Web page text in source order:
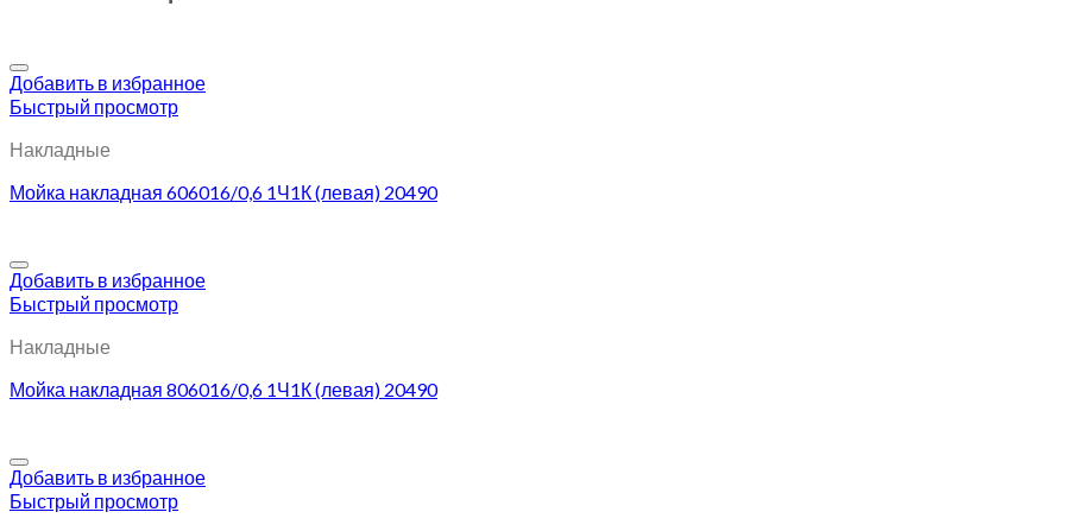
Добавить в избранное
Быстрый просмотр
Накладные
Мойка накладная 606016/0,6 1Ч1К (левая) 20490
Добавить в избранное
Быстрый просмотр
Накладные
Мойка накладная 806016/0,6 1Ч1К (левая) 20490
Добавить в избранное
Быстрый просмотр